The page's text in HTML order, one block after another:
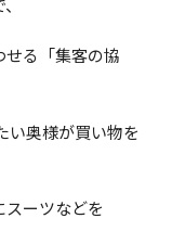
る「集客の協
い奥様が買い物を
ーツなどを